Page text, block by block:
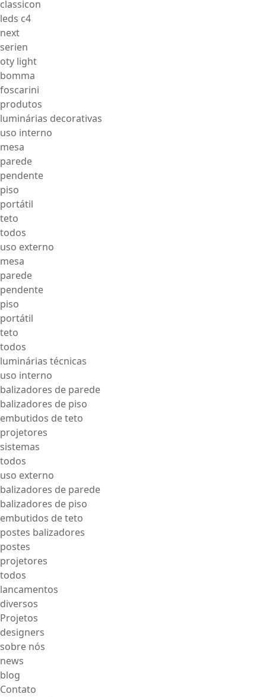
classicon
leds c4
next
serien
oty light
bomma
foscarini
produtos
luminárias decorativas
uso interno
mesa
parede
pendente
piso
portátil
teto
todos
uso externo
mesa
parede
pendente
piso
portátil
teto
todos
luminárias técnicas
uso interno
balizadores de parede
balizadores de piso
embutidos de teto
projetores
sistemas
todos
uso externo
balizadores de parede
balizadores de piso
embutidos de teto
postes balizadores
postes
projetores
todos
lancamentos
diversos
Projetos
designers
sobre nós
news
blog
Contato